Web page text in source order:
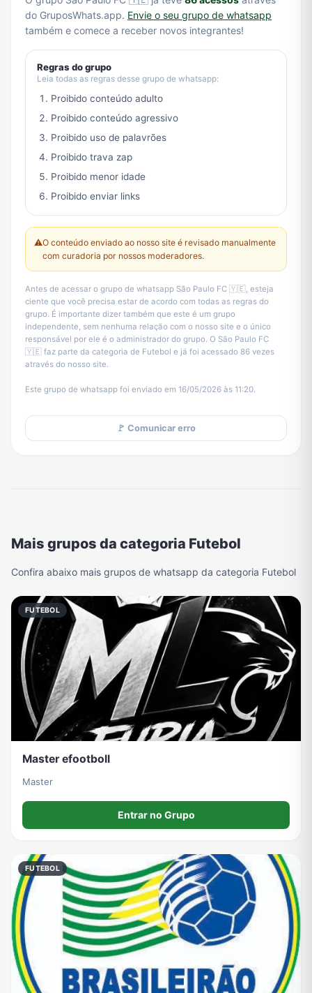
do GruposWhats.app. Envie o seu grupo de whatsapp
também e comece a receber novos integrantes!
Regras do grupo
Leia todas as regras desse grupo de whatsapp:
Proibido conteúdo adulto
Proibido conteúdo agressivo
Proibido uso de palavrões
Proibido trava zap
Proibido menor idade
Proibido enviar links
⚠️O conteúdo enviado ao nosso site é revisado manualmente
com curadoria por nossos moderadores.
Antes de acessar o grupo de whatsapp São Paulo FC 🇾🇪, esteja
ciente que você precisa estar de acordo com todas as regras do
grupo. É importante dizer também que este é um grupo
independente, sem nenhuma relação com o nosso site e o único
responsável por ele é o administrador do grupo. O São Paulo FC
🇾🇪 faz parte da categoria de Futebol e já foi acessado 86 vezes
através do nosso site.
Este grupo de whatsapp foi enviado em 16/05/2026 às 11:20.
🚩 Comunicar erro
Mais grupos da categoria Futebol
Confira abaixo mais grupos de whatsapp da categoria Futebol
FUTEBOL
Master efootboll
Master
Entrar no Grupo
FUTEBOL